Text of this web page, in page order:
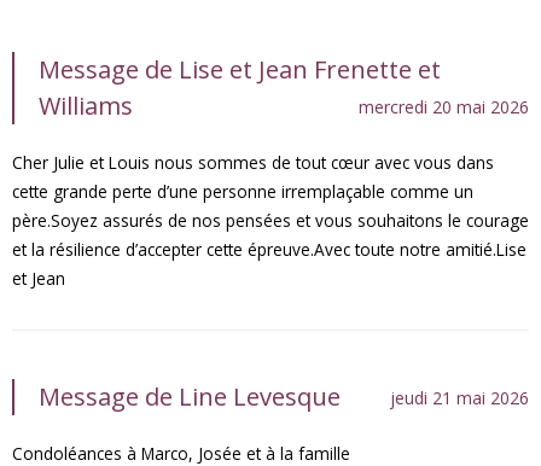
Message de Lise et Jean Frenette et
Williams
mercredi 20 mai 2026
Cher Julie et Louis nous sommes de tout cœur avec vous dans
cette grande perte d’une personne irremplaçable comme un
père.Soyez assurés de nos pensées et vous souhaitons le courage
et la résilience d’accepter cette épreuve.Avec toute notre amitié.Lise
et Jean
Message de Line Levesque jeudi 21 mai 2026
Condoléances à Marco, Josée et à la famille